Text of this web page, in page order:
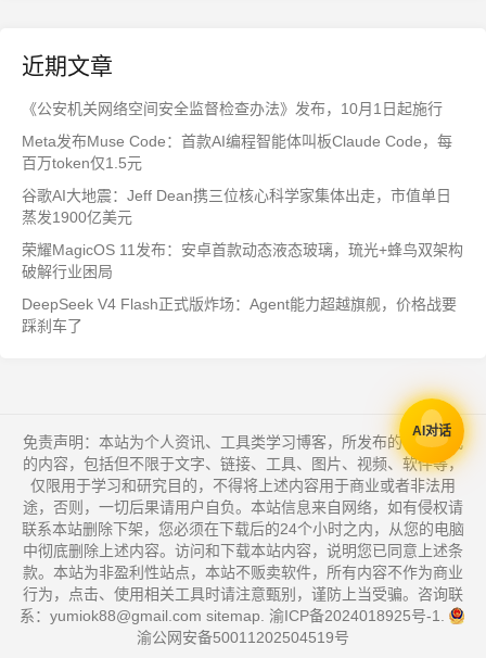
近期文章
《公安机关网络空间安全监督检查办法》发布，10月1日起施行
Meta发布Muse Code：首款AI编程智能体叫板Claude Code，每
百万token仅1.5元
谷歌AI大地震：Jeff Dean携三位核心科学家集体出走，市值单日
蒸发1900亿美元
荣耀MagicOS 11发布：安卓首款动态液态玻璃，琉光+蜂鸟双架构
破解行业困局
DeepSeek V4 Flash正式版炸场：Agent能力超越旗舰，价格战要
踩刹车了
免责声明：本站为个人资讯、工具类学习博客，所发布的一切形式
的内容，包括但不限于文字、链接、工具、图片、视频、软件等，
仅限用于学习和研究目的，不得将上述内容用于商业或者非法用
途，否则，一切后果请用户自负。本站信息来自网络，如有侵权请
联系本站删除下架，您必须在下载后的24个小时之内，从您的电脑
中彻底删除上述内容。访问和下载本站内容，说明您已同意上述条
款。本站为非盈利性站点，本站不贩卖软件，所有内容不作为商业
行为，点击、使用相关工具时请注意甄别，谨防上当受骗。咨询联
系：yumiok88@gmail.com sitemap 渝ICP备2024018925号-1
渝公网安备50011202504519号
AI对话